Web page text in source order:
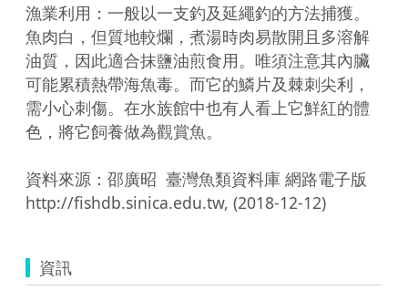
漁業利用：一般以一支釣及延繩釣的方法捕獲。
魚肉白，但質地較爛，煮湯時肉易散開且多溶解
油質，因此適合抹鹽油煎食用。唯須注意其內臟
可能累積熱帶海魚毒。而它的鱗片及棘刺尖利，
需小心刺傷。在水族館中也有人看上它鮮紅的體
色，將它飼養做為觀賞魚。
資料來源：邵廣昭  臺灣魚類資料庫 網路電子版
http://fishdb.sinica.edu.tw, (2018-12-12)
資訊